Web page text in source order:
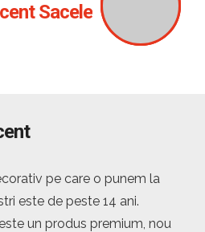
Sacele
pe care o punem la
este de peste 14 ani.
un produs premium, nou